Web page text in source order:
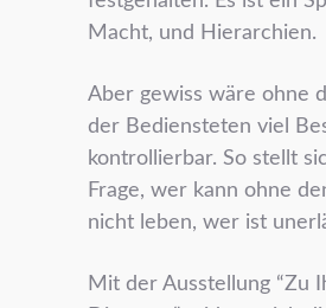
Macht, und Hierarchien.
Aber gewiss wäre ohne
der Bediensteten viel
kontrollierbar. So stellt
Frage, wer kann ohne
nicht leben, wer ist
Mit der Ausstellung “Zu